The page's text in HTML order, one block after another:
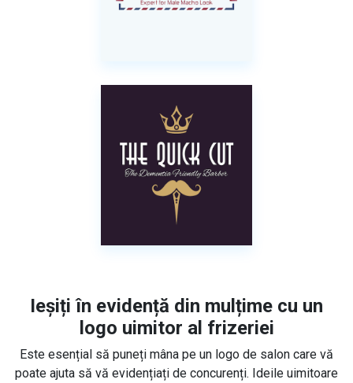
Ieșiți în evidență din mulțime cu un
logo uimitor al frizeriei
Este esențial să puneți mâna pe un logo de salon care vă
poate ajuta să vă evidențiați de concurenți. Ideile uimitoare